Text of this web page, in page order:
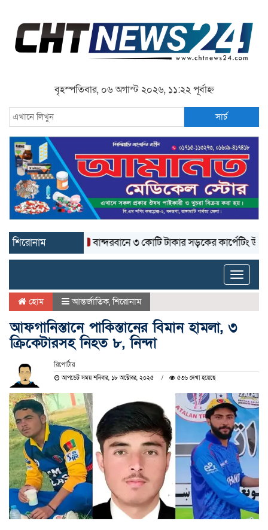
বৃহস্পতিবার, ০৬ অগাস্ট ২০২৬, ১১:২২ পূর্বাহ্ন
সার্চ
শিরোনাম বান্দরবানে ৩ কোটি টাকার সড়কের কার্পেটিং উঠে যাচ্ছে
Toggle
হোম আন্তর্জাতিক,শিরোনাম
আফগানিস্তানে পাকিস্তানের বিমান হামলা, ৩
ক্রিকেটারসহ নিহত ৮, নিন্দা
রিপোর্টার
আপডেট সময় শনিবার, ১৮ অক্টোবর, ২০২৫ ৫৩৬ দেখা হয়েছে